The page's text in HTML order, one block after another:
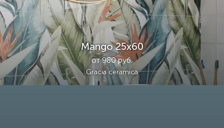
Mango 25х60
от 980 руб.
Gracia ceramica